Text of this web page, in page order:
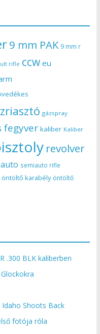
9 mm PAK 9 mm r
rifle ccw eu
gázspray
fegyver kaliber Kaliber
revolver
semiauto rifle
öntöltő karabély öntöltő
.300 BLK kaliberben
Shoots Back
fotója róla